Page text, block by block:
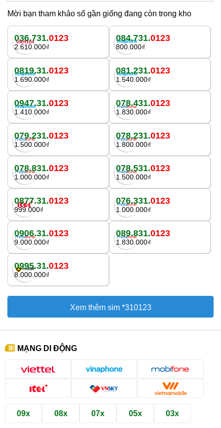
Mời bạn tham khảo số gần giống đang còn trong kho
036.731.0123
2.610.000₫
084.731.0123
800.000₫
0819.31.0123
1.690.000₫
081.231.0123
1.540.000₫
0947.31.0123
1.410.000₫
078.431.0123
1.830.000₫
079.231.0123
1.500.000₫
078.231.0123
1.800.000₫
078.831.0123
1.000.000₫
078.531.0123
1.500.000₫
0877.31.0123
999.000₫
076.331.0123
1.000.000₫
0906.31.0123
9.000.000₫
089.831.0123
1.830.000₫
0995.31.0123
8.000.000₫
Xem thêm sim *310123
MẠNG DI ĐỘNG
09x 08x 07x 05x 03x